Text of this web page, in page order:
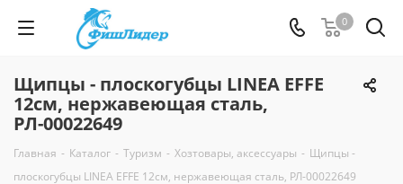
0
Щипцы - плоскогубцы LINEA EFFE
12см, нержавеющая сталь,
РЛ-00022649
Главная - Каталог - Туризм - Хозтовары, аксессуары - Щипцы -
плоскогубцы LINEA EFFE 12см, нержавеющая сталь, РЛ-00022649